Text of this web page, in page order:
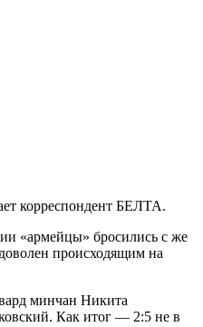
корреспондент БЕЛТА.
«армейцы» бросились с же
происходящим на
минчан Никита
Как итог — 2:5 не в